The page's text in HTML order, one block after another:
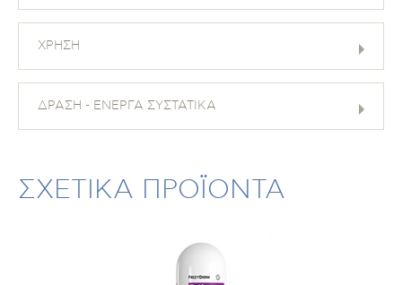
ΧΡΗΣΗ
ΔΡΑΣΗ - ΕΝΕΡΓΑ ΣΥΣΤΑΤΙΚΑ
ΣΧΕΤΙΚΑ ΠΡΟΪΟΝΤΑ